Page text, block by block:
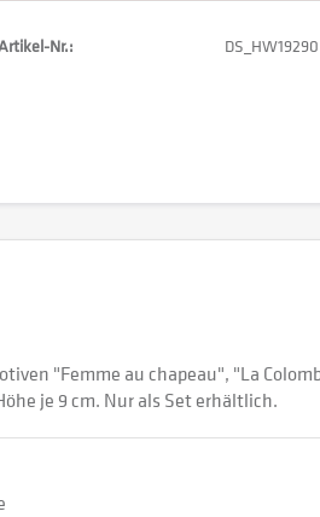
Nr.: DS_HW19290
"Femme au chapeau", "La
je 9 cm. Nur als Set erhältlich.